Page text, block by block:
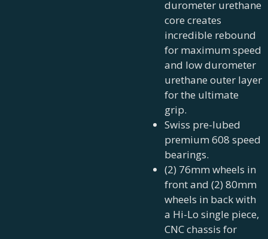
durometer urethane
core creates
incredible rebound
for maximum speed
and low durometer
urethane outer layer
for the ultimate
grip.
Swiss pre-lubed
premium 608 speed
bearings.
(2) 76mm wheels in
front and (2) 80mm
wheels in back with
a Hi-Lo single piece,
CNC chassis for